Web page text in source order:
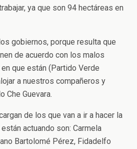
ya que son 94 hectáreas en
gobiernos, porque resulta que
de acuerdo con los malos
que están (Partido Verde
a nuestros compañeros y
Che Guevara.
de los que van a ir a hacer la
actuando son: Carmela
Bartolomé Pérez, Fidadelfo